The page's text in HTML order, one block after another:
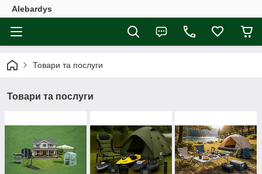
Alebardys
Товари та послуги
Товари та послуги